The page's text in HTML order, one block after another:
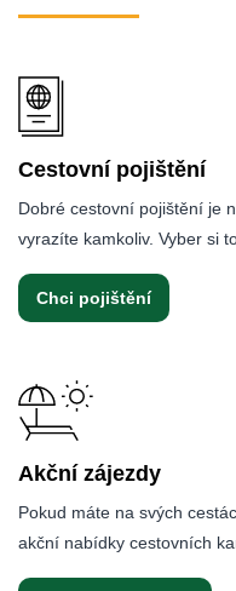
Cestovní pojištění
Dobré cestovní pojištění je
vyrazíte kamkoliv. Vyber si
Chci pojištění
Akční zájezdy
Pokud máte na svých
akční nabídky cestovních